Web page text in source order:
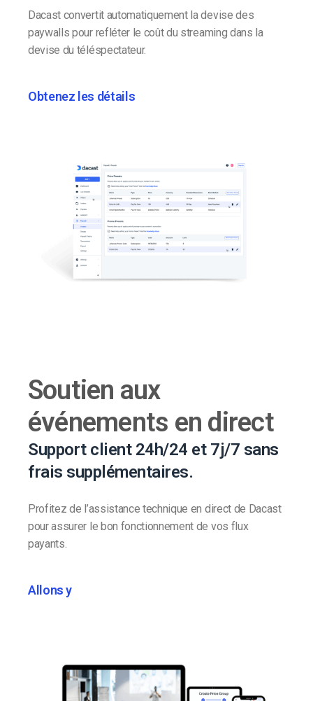
Dacast convertit automatiquement la devise des
paywalls pour refléter le coût du streaming dans la
devise du téléspectateur.
Obtenez les détails
Soutien aux
événements en direct
Support client 24h/24 et 7j/7 sans
frais supplémentaires.
Profitez de l’assistance technique en direct de Dacast
pour assurer le bon fonctionnement de vos flux
payants.
Allons y